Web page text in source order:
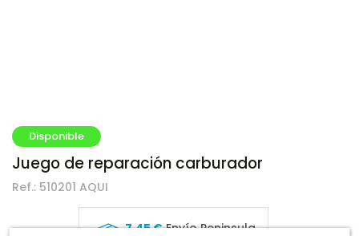
Disponible
Juego de reparación carburador
Ref.: 510201 AQUI
7,45 €Envío Peninsula